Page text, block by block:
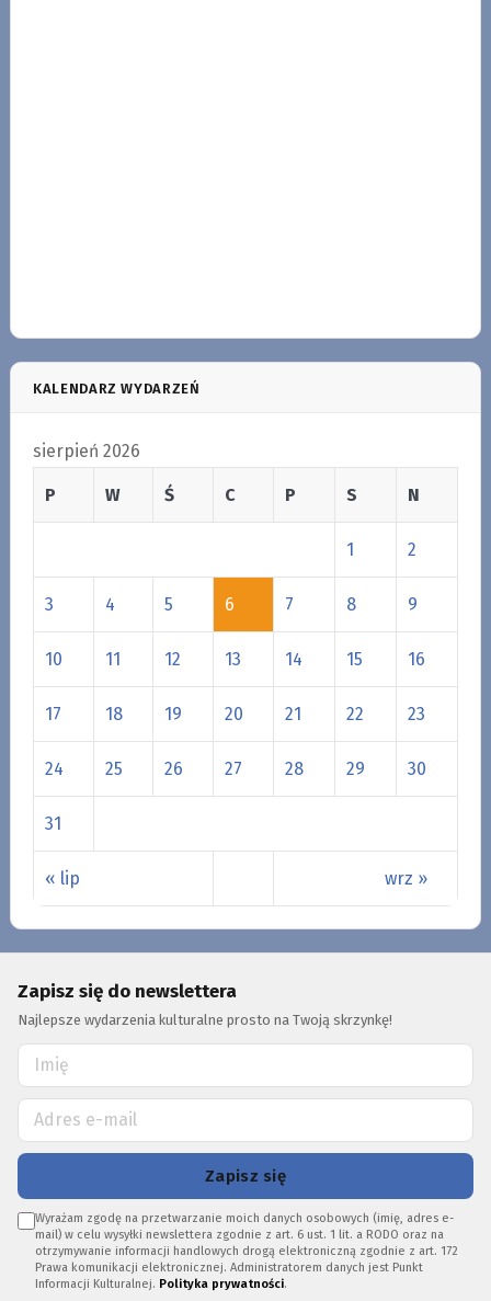
KALENDARZ WYDARZEŃ
sierpień 2026
P W Ś C P S N
« lip wrz »
1 2
3 4 5 6 7 8 9
10 11 12 13 14 15 16
17 18 19 20 21 22 23
24 25 26 27 28 29 30
31
Zapisz się do newslettera
Najlepsze wydarzenia kulturalne prosto na Twoją skrzynkę!
Zapisz się
Wyrażam zgodę na przetwarzanie moich danych osobowych (imię, adres e-
mail) w celu wysyłki newslettera zgodnie z art. 6 ust. 1 lit. a RODO oraz na
otrzymywanie informacji handlowych drogą elektroniczną zgodnie z art. 172
Prawa komunikacji elektronicznej. Administratorem danych jest Punkt
Informacji Kulturalnej. Polityka prywatności.